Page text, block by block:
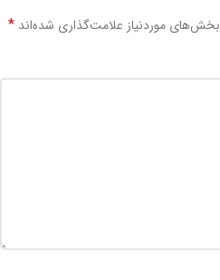
بخش‌های موردنیاز علامت‌گذاری شده‌اند *